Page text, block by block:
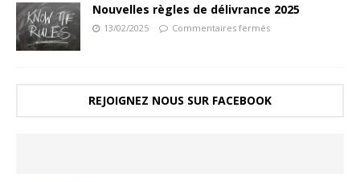
Nouvelles règles de délivrance 2025
13/02/2025 Commentaires fermés
REJOIGNEZ NOUS SUR FACEBOOK